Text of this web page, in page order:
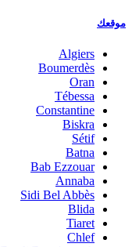
موقعك
Algiers
Boumerdès
Oran
Tébessa
Constantine
Biskra
Sétif
Batna
Bab Ezzouar
Annaba
Sidi Bel Abbès
Blida
Tiaret
Chlef